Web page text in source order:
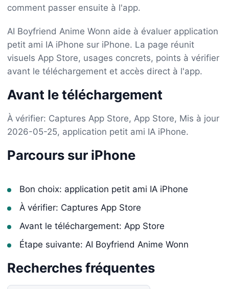
comment passer ensuite à l'app.
AI Boyfriend Anime Wonn aide à évaluer application
petit ami IA iPhone sur iPhone. La page réunit
visuels App Store, usages concrets, points à vérifier
avant le téléchargement et accès direct à l'app.
Avant le téléchargement
À vérifier: Captures App Store, App Store, Mis à jour
2026-05-25, application petit ami IA iPhone.
Parcours sur iPhone
Bon choix: application petit ami IA iPhone
À vérifier: Captures App Store
Avant le téléchargement: App Store
Étape suivante: AI Boyfriend Anime Wonn
Recherches fréquentes